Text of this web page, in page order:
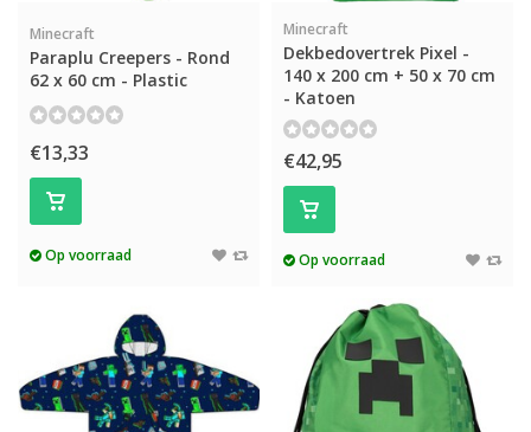
Minecraft
Paraplu Creepers - Rond
62 x 60 cm - Plastic
€13,33
Op voorraad
Minecraft
Dekbedovertrek Pixel -
140 x 200 cm + 50 x 70 cm
- Katoen
€42,95
Op voorraad